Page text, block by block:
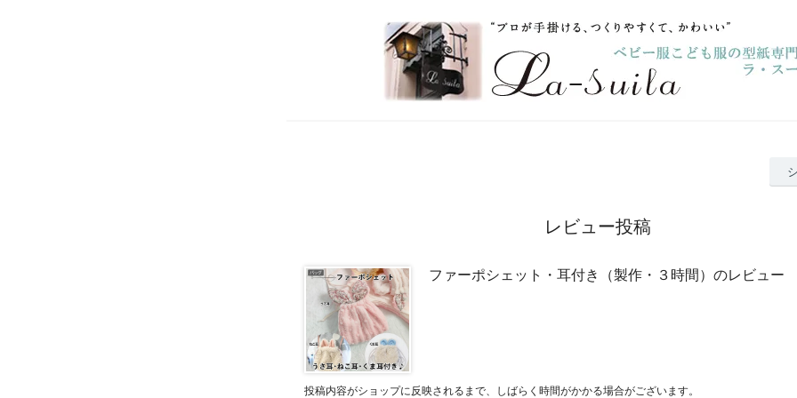
レビュー投稿
ファーポシェット・耳付き（製作・３時間）のレビュー
投稿内容がショップに反映されるまで、しばらく時間がかかる場合がございます。